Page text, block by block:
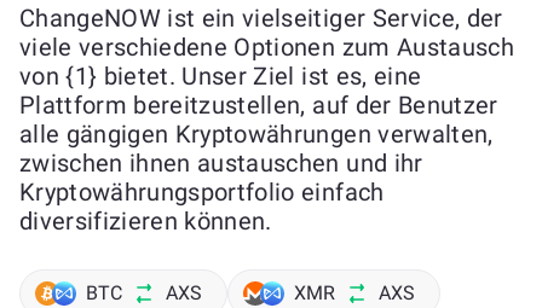
ChangeNOW ist ein vielseitiger Service, der
viele verschiedene Optionen zum Austausch
von {1} bietet. Unser Ziel ist es, eine
Plattform bereitzustellen, auf der Benutzer
alle gängigen Kryptowährungen verwalten,
zwischen ihnen austauschen und ihr
Kryptowährungsportfolio einfach
diversifizieren können.
BTC AXS XMR AXS